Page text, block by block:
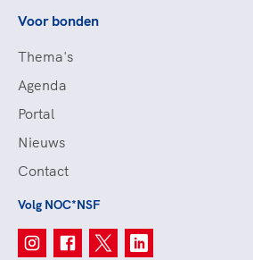
Voor bonden
Thema's
Agenda
Portal
Nieuws
Contact
Volg NOC*NSF